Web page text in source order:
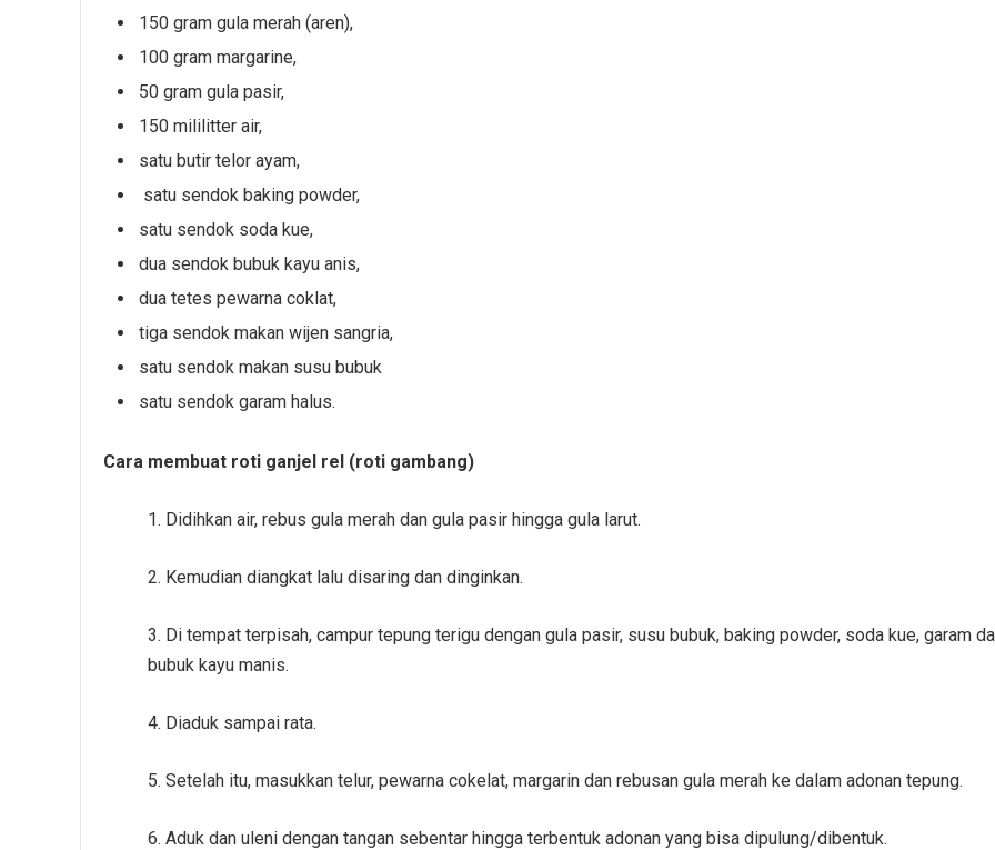
150 gram gula merah (aren),
100 gram margarine,
50 gram gula pasir,
150 mililitter air,
satu butir telor ayam,
satu sendok baking powder,
satu sendok soda kue,
dua sendok bubuk kayu anis,
dua tetes pewarna coklat,
tiga sendok makan wijen sangria,
satu sendok makan susu bubuk
satu sendok garam halus.
Cara membuat roti ganjel rel (roti gambang)
1. Didihkan air, rebus gula merah dan gula pasir hingga gula larut.
2. Kemudian diangkat lalu disaring dan dinginkan.
3. Di tempat terpisah, campur tepung terigu dengan gula pasir, susu bubuk, baking powder, soda kue, garam
bubuk kayu manis.
4. Diaduk sampai rata.
5. Setelah itu, masukkan telur, pewarna cokelat, margarin dan rebusan gula merah ke dalam adonan tepung.
6. Aduk dan uleni dengan tangan sebentar hingga terbentuk adonan yang bisa dipulung/dibentuk.